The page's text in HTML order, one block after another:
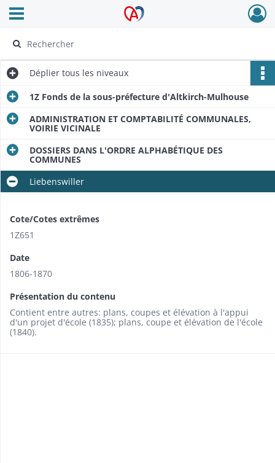
Archives Alsace - Colmar
Ouvrir le menu déroulant
Déplier tous les niveaux
1Z Fonds de la sous-préfecture d'Altkirch-Mulhouse
ADMINISTRATION ET COMPTABILITÉ COMMUNALES,
VOIRIE VICINALE
DOSSIERS DANS L'ORDRE ALPHABÉTIQUE DES
COMMUNES
Liebenswiller
Cote/Cotes extrêmes
1Z651
Date
1806-1870
Présentation du contenu
Contient entre autres: plans, coupes et élévation à l'appui
d'un projet d'école (1835); plans, coupe et élévation de l'école
(1840).